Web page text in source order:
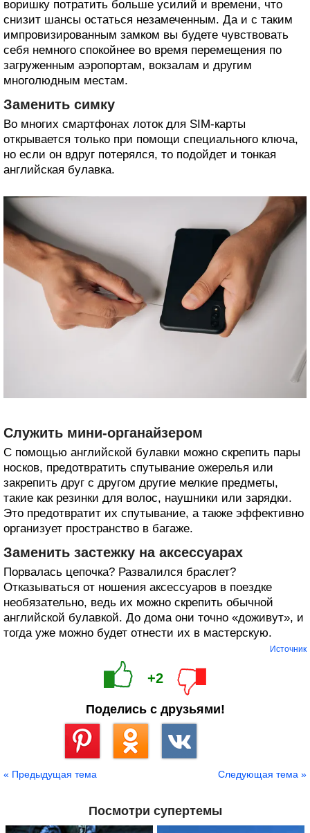
воришку потратить больше усилий и времени, что
снизит шансы остаться незамеченным. Да и с таким
импровизированным замком вы будете чувствовать
себя немного спокойнее во время перемещения по
загруженным аэропортам, вокзалам и другим
многолюдным местам.
Заменить симку
Во многих смартфонах лоток для SIM-карты
открывается только при помощи специального ключа,
но если он вдруг потерялся, то подойдет и тонкая
английская булавка.
Служить мини-органайзером
С помощью английской булавки можно скрепить пары
носков, предотвратить спутывание ожерелья или
закрепить друг с другом другие мелкие предметы,
такие как резинки для волос, наушники или зарядки.
Это предотвратит их спутывание, а также эффективно
организует пространство в багаже.
Заменить застежку на аксессуарах
Порвалась цепочка? Развалился браслет?
Отказываться от ношения аксессуаров в поездке
необязательно, ведь их можно скрепить обычной
английской булавкой. До дома они точно «доживут», и
тогда уже можно будет отнести их в мастерскую.
Источник
+2
Поделись с друзьями!
« Предыдущая тема Следующая тема »
Посмотри супертемы